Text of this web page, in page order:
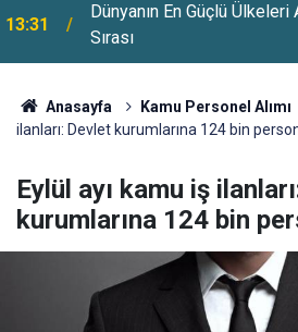
13:02
Antalya’da Orman Yangını:
Kapatıldı
Anasayfa Kamu Personel Alımı
ilanları: Devlet kurumlarına 124 bin
Eylül ayı kamu iş
kurumlarına 124 bin